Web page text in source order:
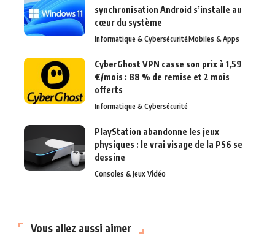
synchronisation Android s’installe au
cœur du système
Informatique & CybersécuritéMobiles & Apps
CyberGhost VPN casse son prix à 1,59
€/mois : 88 % de remise et 2 mois
offerts
Informatique & Cybersécurité
PlayStation abandonne les jeux
physiques : le vrai visage de la PS6 se
dessine
Consoles & Jeux Vidéo
Vous allez aussi aimer